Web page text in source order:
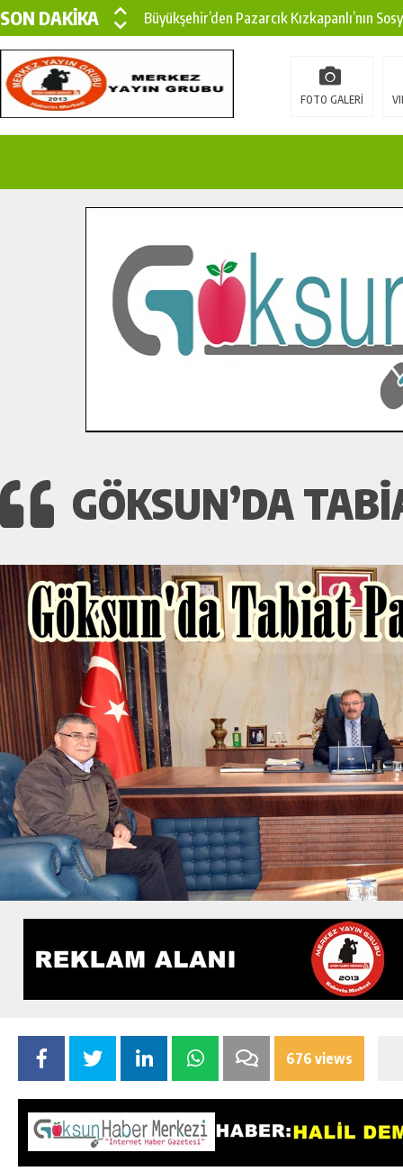
SON DAKİKA
Büyükşehir’den Pazarcık Kızkapanlı’nın
Büyükşehir’den Pazarcık Kırsalına Modern
Çin’den KSÜ’ye Uluslararası Başarı:
İlçe Jandarma Komutanı Karakaya’dan
Bertiz’in Yeni Köprüsünde Sona Doğru.
FOTO GALERİ
GÖKSUN’DA
676 views